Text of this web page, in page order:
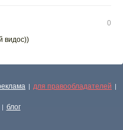
0
видос))
| для правообладателей |
| блог